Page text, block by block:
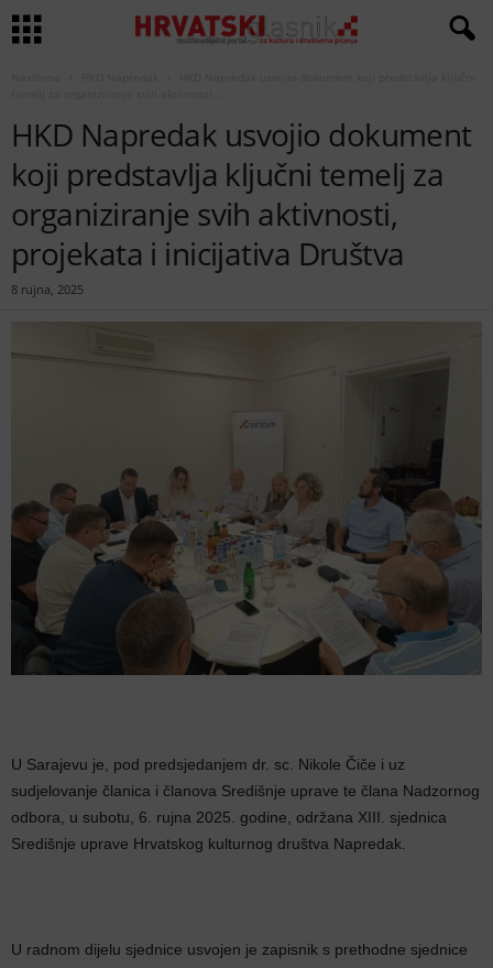
HKD Napredak usvojio dokument
koji predstavlja ključni temelj za
organiziranje svih aktivnosti,
projekata i inicijativa Društva
8 rujna, 2025
U Sarajevu je, pod predsjedanjem dr. sc. Nikole Čiče i uz
sudjelovanje članica i članova Središnje uprave te člana Nadzornog
odbora, u subotu, 6. rujna 2025. godine, održana XIII. sjednica
Središnje uprave Hrvatskog kulturnog društva Napredak.
U radnom dijelu sjednice usvojen je zapisnik s prethodne sjednice